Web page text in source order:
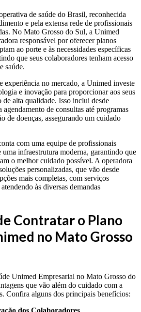
de saúde do Brasil, reconhecida
e pela extensa rede de profissionais
No Mato Grosso do Sul, a Unimed
responsável por oferecer planos
ao porte e às necessidades específicas
que seus colaboradores tenham acesso
saúde.
experiência no mercado, a Unimed investe
e inovação para proporcionar aos seus
de alta qualidade. Isso inclui desde
de consultas até programas
de doenças, assegurando um cuidado
com uma equipe de profissionais
uma infraestrutura moderna, garantindo que
o melhor cuidado possível. A operadora
personalizadas, que vão desde
mais completas, com serviços
às diversas demandas
Contratar o Plano
no Mato Grosso
Unimed Empresarial no Mato Grosso do
que vão além do cuidado com a
Confira alguns dos principais benefícios:
dos Colaboradores